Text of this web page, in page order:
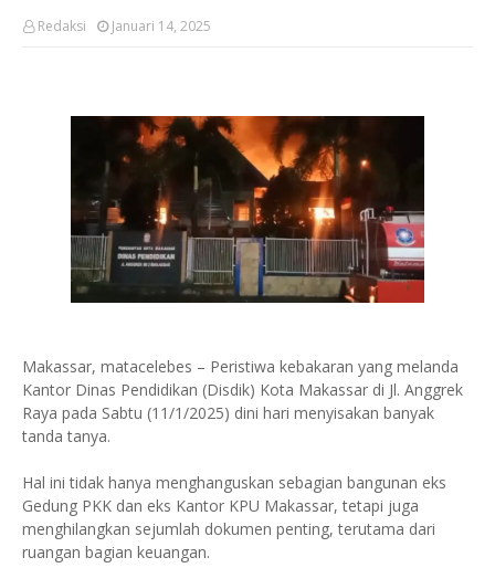
Redaksi Januari 14, 2025
Makassar, matacelebes – Peristiwa kebakaran yang melanda
Kantor Dinas Pendidikan (Disdik) Kota Makassar di Jl. Anggrek
Raya pada Sabtu (11/1/2025) dini hari menyisakan banyak
tanda tanya.
Hal ini tidak hanya menghanguskan sebagian bangunan eks
Gedung PKK dan eks Kantor KPU Makassar, tetapi juga
menghilangkan sejumlah dokumen penting, terutama dari
ruangan bagian keuangan.